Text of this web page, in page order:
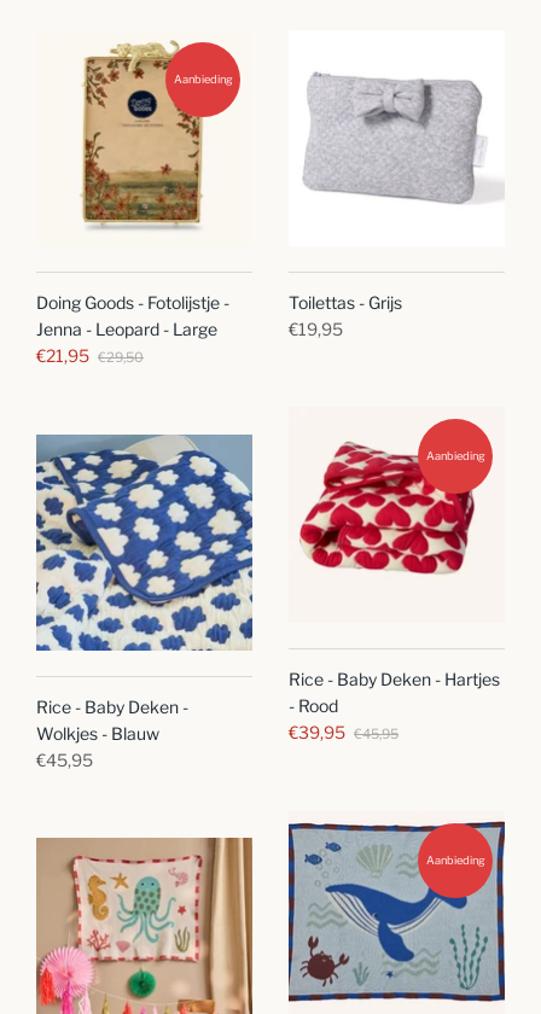
Aanbieding
Doing Goods - Fotolijstje -
Jenna - Leopard - Large
€21,95 €29,50
Toilettas - Grijs
€19,95
Aanbieding
Rice - Baby Deken - Hartjes
- Rood
€39,95 €45,95
Rice - Baby Deken -
Wolkjes - Blauw
€45,95
Aanbieding